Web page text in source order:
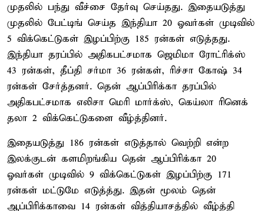
முதலில் பந்து வீச்சை தேர்வு செய்தது. இதையடுத்து
முதலில் பேட்டிங் செய்த இந்தியா 20 ஓவர்கள் முடிவில்
5 விக்கெட்டுகள் இழப்பிற்கு 185 ரன்கள் எடுத்தது.
இந்தியா தரப்பில் அதிகபட்சமாக ஜெமிமா ரோட்ரிக்ஸ்
43 ரன்கள், தீப்தி சர்மா 36 ரன்கள், ரிச்சா கோஷ் 34
ரன்கள் சேர்த்தனர். தென் ஆப்பிரிக்கா தரப்பில்
அதிகபட்சமாக எலிசா மெரி மார்க்ஸ், கெய்லா ரினெக்
தலா 2 விக்கெட்டுகளை வீழ்த்தினர்.
இதையடுத்து 186 ரன்கள் எடுத்தால் வெற்றி என்ற
இலக்குடன் களமிறங்கிய தென் ஆப்பிரிக்கா 20
ஓவர்கள் முடிவில் 9 விக்கெட்டுகள் இழப்பிற்கு 171
ரன்கள் மட்டுமே எடுத்த்து. இதன் மூலம் தென்
ஆப்பிரிக்காவை 14 ரன்கள் வித்தியாசத்தில் வீழ்த்தி